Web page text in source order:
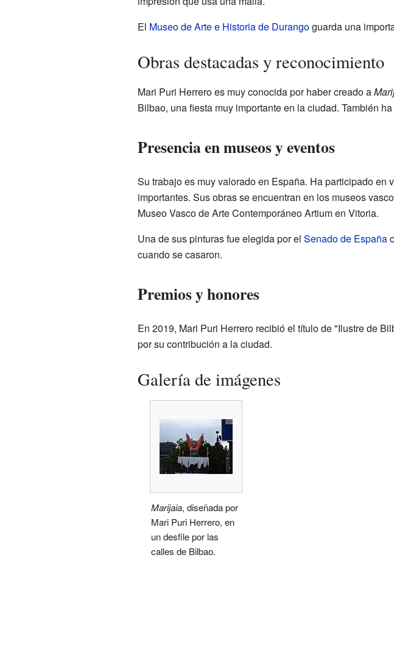
El Museo de Arte e Historia de Durangoguarda una
Obras destacadas y reconocimiento
Mari Puri Herrero es muy conocida por haber creado a
Bilbao, una fiesta muy importante en la ciudad. También
Presencia en museos y eventos
Su trabajo es muy valorado en España. Ha participado
importantes. Sus obras se encuentran en los museos
Museo Vasco de Arte Contemporáneo Artium en Vitoria.
Una de sus pinturas fue elegida por el Senado de España
cuando se casaron.
Premios y honores
En 2019, Mari Puri Herrero recibió el título de "Ilustre de
por su contribución a la ciudad.
Galería de imágenes
Marijaia, diseñada por
Mari Puri Herrero, en
un desfile por las
calles de Bilbao.